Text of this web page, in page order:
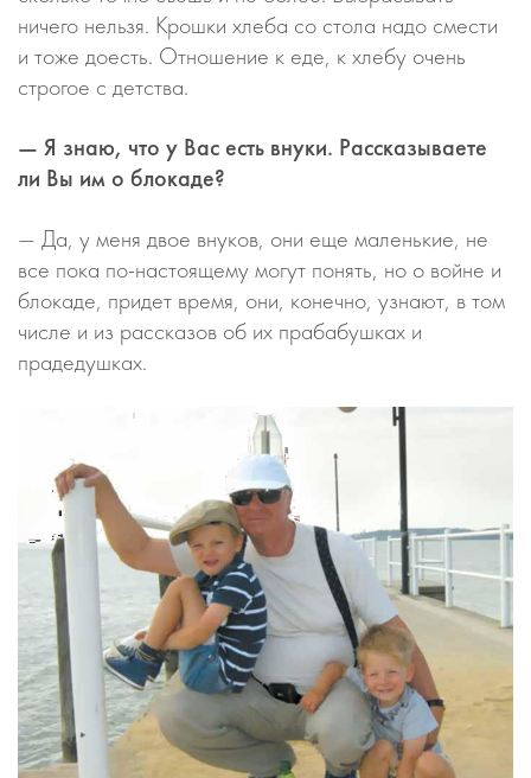
ничего нельзя. Крошки хлеба со стола надо смести
и тоже доесть. Отношение к еде, к хлебу очень
строгое с детства.
— Я знаю, что у Вас есть внуки. Рассказываете
ли Вы им о блокаде?
— Да, у меня двое внуков, они еще маленькие, не
все пока по-настоящему могут понять, но о войне и
блокаде, придет время, они, конечно, узнают, в том
числе и из рассказов об их прабабушках и
прадедушках.